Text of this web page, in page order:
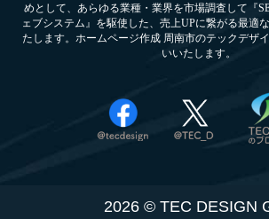
めとして、あらゆる業種・業界を市場調査して『
ェブシステム』を駆使した、売上UPに繋がる最適
たします。ホームページ作成 周南市のテックデザ
いいたします。
2026 © TEC DESIGN